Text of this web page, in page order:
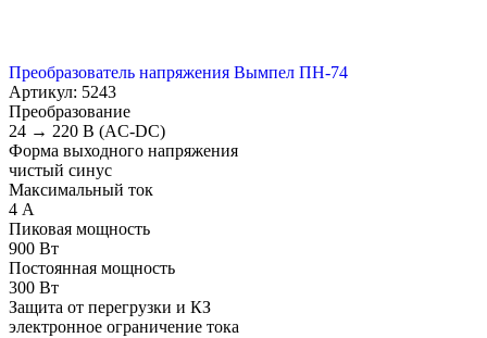
Преобразователь напряжения Вымпел ПН-74
Артикул: 5243
Преобразование
24 → 220 В (AC-DC)
Форма выходного напряжения
чистый синус
Максимальный ток
4 А
Пиковая мощность
900 Вт
Постоянная мощность
300 Вт
Защита от перегрузки и КЗ
электронное ограничение тока